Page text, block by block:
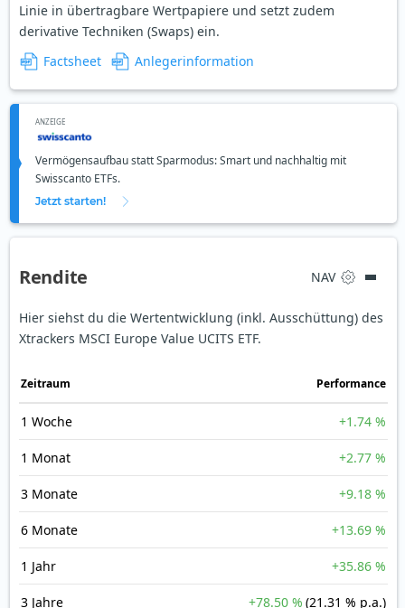
Linie in übertragbare Wertpapiere und setzt zudem
derivative Techniken (Swaps) ein.
Factsheet
Anlegerinformation
ANZEIGE
Vermögensaufbau statt Sparmodus: Smart und nachhaltig mit
Swisscanto ETFs.
Jetzt starten!
Rendite NAV
Hier siehst du die Wertentwicklung (inkl. Ausschüttung) des
Xtrackers MSCI Europe Value UCITS ETF.
Zeit­raum Perfor­mance
1 Woche +1.74 %
1 Monat +2.77 %
3 Monate +9.18 %
6 Monate +13.69 %
1 Jahr +35.86 %
3 Jahre +78.50 % (21.31 % p.a.)